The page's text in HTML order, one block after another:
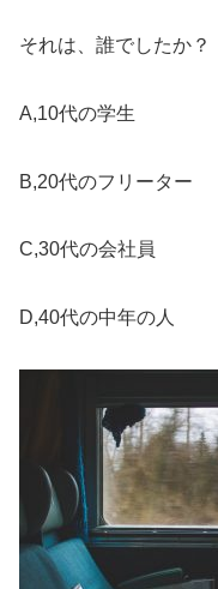
それは、誰でしたか？
A,10代の学生
B,20代のフリーター
C,30代の会社員
D,40代の中年の人